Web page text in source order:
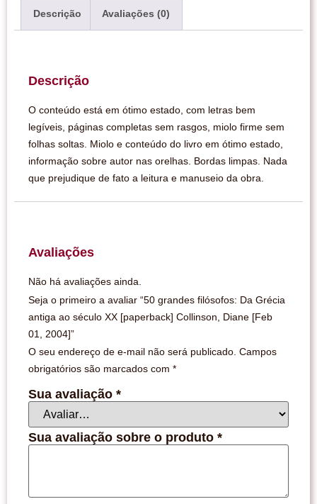
Descrição Avaliações (0)
Descrição
O conteúdo está em ótimo estado, com letras bem
legíveis, páginas completas sem rasgos, miolo firme sem
folhas soltas. Miolo e conteúdo do livro em ótimo estado,
informação sobre autor nas orelhas. Bordas limpas. Nada
que prejudique de fato a leitura e manuseio da obra.
Avaliações
Não há avaliações ainda.
Seja o primeiro a avaliar “50 grandes filósofos: Da Grécia
antiga ao século XX [paperback] Collinson, Diane [Feb
01, 2004]”
O seu endereço de e-mail não será publicado. Campos
obrigatórios são marcados com *
Sua avaliação *
Sua avaliação sobre o produto *